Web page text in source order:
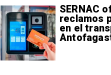
SERNAC
reclamos
en el